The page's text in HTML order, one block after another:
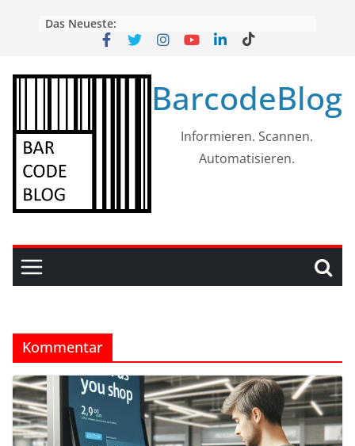
Das Neueste:
BarcodeBlog
Informieren. Scannen.
Automatisieren.
Kommentar